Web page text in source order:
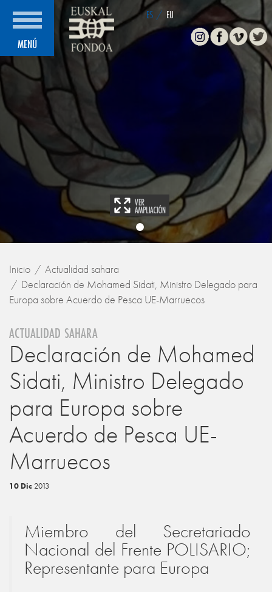
MENÚ
ES / EU
InstagramFacebook
Vimeo
Inicio
Actualidad sahara
Declaración de Mohamed Sidati, Ministro Delegado para
Europa sobre Acuerdo de Pesca UE-Marruecos
ACTUALIDAD SAHARA
Declaración de Mohamed
Sidati, Ministro Delegado
para Europa sobre
Acuerdo de Pesca UE-
Marruecos
10 Dic 2013
Miembro del Secretariado
Nacional del Frente POLISARIO;
Representante para Europa